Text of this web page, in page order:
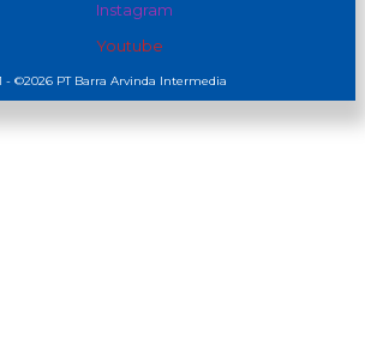
Instagram
Youtube
- ©2026 PT Barra Arvinda Intermedia